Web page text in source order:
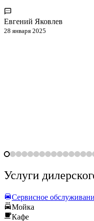
Евгений Яковлев
28 января 2025
Услуги
Сервисное
Мойка
Кафе